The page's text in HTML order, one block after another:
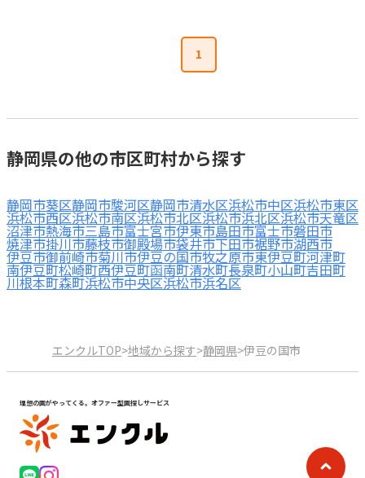
1
静岡県の他の市区町村から探す
静岡市葵区静岡市駿河区静岡市清水区浜松市中区浜松市東区
浜松市西区浜松市南区浜松市北区浜松市浜北区浜松市天竜区
沼津市熱海市三島市富士宮市伊東市島田市富士市磐田市
焼津市掛川市藤枝市御殿場市袋井市下田市裾野市湖西市
伊豆市御前崎市菊川市伊豆の国市牧之原市東伊豆町河津町
南伊豆町松崎町西伊豆町函南町清水町長泉町小山町吉田町
川根本町森町浜松市中央区浜松市浜名区
エンクルTOP>地域から探す>静岡県>伊豆の国市
理想の園がやってくる。オファー型園探しサービス